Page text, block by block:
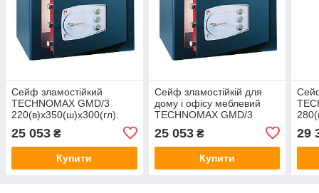
Сейф зламостійкий
TECHNOMAX GMD/3
220(в)х350(ш)х300(гл).
сертифікація. Замки -
ключовий та механічний
25 053 ₴
Купити
Сейф зламостійкій для
дому і офісу меблевий
TECHNOMAX GMD/3
220(в)х350(ш)х300(гл) Два
замки - ключовий та
механічний кодовий
25 053₴
Купити
29